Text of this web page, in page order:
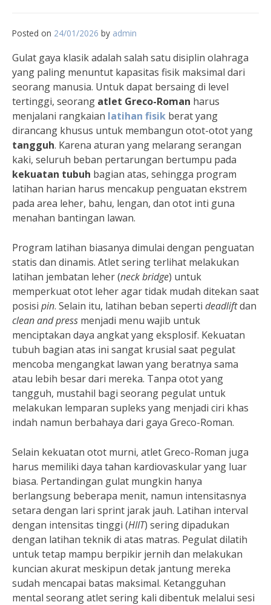
Posted on 24/01/2026 by admin
Gulat gaya klasik adalah salah satu disiplin olahraga
yang paling menuntut kapasitas fisik maksimal dari
seorang manusia. Untuk dapat bersaing di level
tertinggi, seorang atlet Greco-Roman harus
menjalani rangkaian latihan fisik berat yang
dirancang khusus untuk membangun otot-otot yang
tangguh. Karena aturan yang melarang serangan
kaki, seluruh beban pertarungan bertumpu pada
kekuatan tubuh bagian atas, sehingga program
latihan harian harus mencakup penguatan ekstrem
pada area leher, bahu, lengan, dan otot inti guna
menahan bantingan lawan.
Program latihan biasanya dimulai dengan penguatan
statis dan dinamis. Atlet sering terlihat melakukan
latihan jembatan leher (neck bridge) untuk
memperkuat otot leher agar tidak mudah ditekan saat
posisi pin. Selain itu, latihan beban seperti deadliftdan
clean and press menjadi menu wajib untuk
menciptakan daya angkat yang eksplosif. Kekuatan
tubuh bagian atas ini sangat krusial saat pegulat
mencoba mengangkat lawan yang beratnya sama
atau lebih besar dari mereka. Tanpa otot yang
tangguh, mustahil bagi seorang pegulat untuk
melakukan lemparan supleks yang menjadi ciri khas
indah namun berbahaya dari gaya Greco-Roman.
Selain kekuatan otot murni, atlet Greco-Roman juga
harus memiliki daya tahan kardiovaskular yang luar
biasa. Pertandingan gulat mungkin hanya
berlangsung beberapa menit, namun intensitasnya
setara dengan lari sprint jarak jauh. Latihan interval
dengan intensitas tinggi (HIIT) sering dipadukan
dengan latihan teknik di atas matras. Pegulat dilatih
untuk tetap mampu berpikir jernih dan melakukan
kuncian akurat meskipun detak jantung mereka
sudah mencapai batas maksimal. Ketangguhan
mental seorang atlet sering kali dibentuk melalui sesi